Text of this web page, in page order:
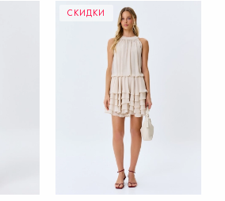
СКИДКИ